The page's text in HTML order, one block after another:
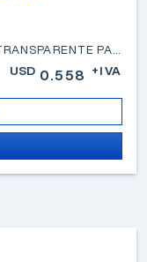
USD 0.558 +IVA